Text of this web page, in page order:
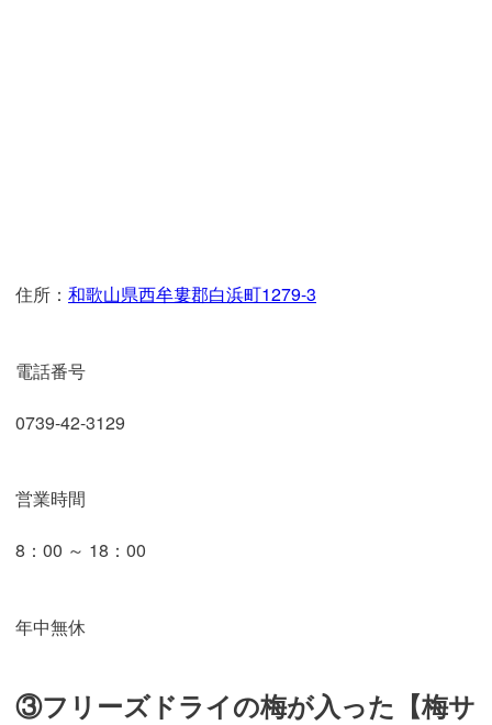
住所： 和歌山県西牟婁郡白浜町1279-3
電話番号
0739-42-3129
営業時間
8：00 ～ 18：00
年中無休
③フリーズドライの梅が入った【梅サ